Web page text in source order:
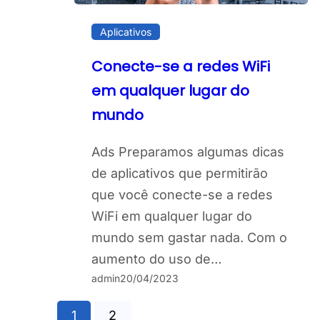
Aplicativos
Conecte-se a redes WiFi
em qualquer lugar do
mundo
Ads Preparamos algumas dicas
de aplicativos que permitirão
que você conecte-se a redes
WiFi em qualquer lugar do
mundo sem gastar nada. Com o
aumento do uso de…
admin20/04/2023
1 2